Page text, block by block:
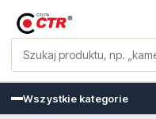
Wszystkie kategorie